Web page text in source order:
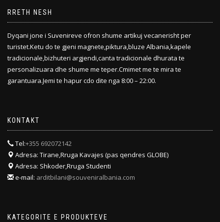
RRETH NESH
Dyqani jone i Suvenireve ofron shume artikuj vecanerisht per
turistet.Ketu do te gjeni magnete,piktura,bluze Albania,kapele
tradicionale,bizhuteri argjendi,canta tradicionale dhurata te
personalizuara dhe shume me teper.Cmimet me te mira te
garantuara.Jemi te hapur cdo dite nga 8:00 – 22:00.
KONTAKT
Tel:+355 692072142
Adresa: Tirane,Rruga Kavajes (pas qendres GLOBE)
Adresa: Shkoder,Rruga Studenti
e-mail: arditbilani@souveniralbania.com
KATEGORITE E PRODUKTEVE